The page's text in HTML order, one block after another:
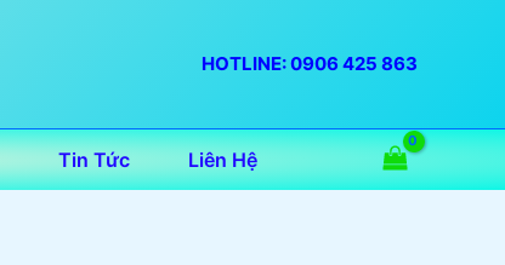
HOTLINE: 0906 425 863
Tin Tức Liên Hệ